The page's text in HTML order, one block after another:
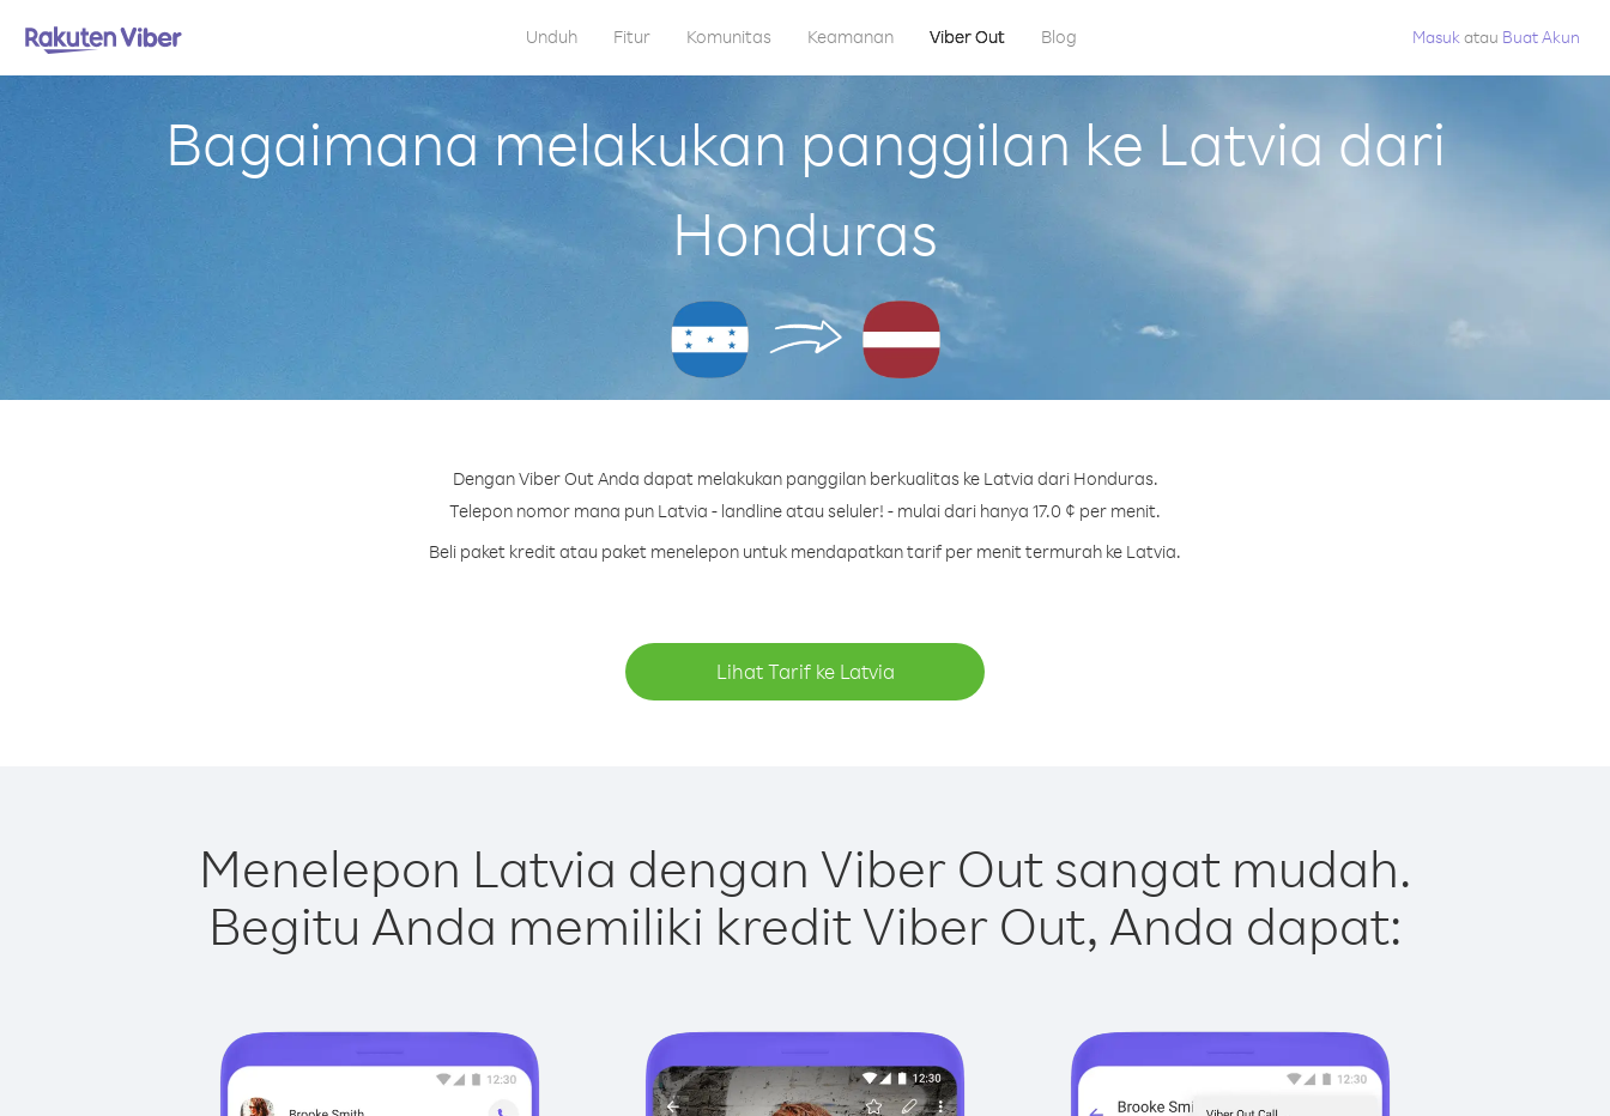
Unduh Fitur Komunitas Keamanan Viber Out Blog Masuk atau Buat Akun
Bagaimana melakukan panggilan ke Latvia dari
Honduras
Dengan Viber Out Anda dapat melakukan panggilan berkualitas ke Latvia dari Honduras.
Telepon nomor mana pun Latvia - landline atau seluler! - mulai dari hanya 17.0 ¢ per menit.
Beli paket kredit atau paket menelepon untuk mendapatkan tarif per menit termurah ke Latvia.
Lihat Tarif ke Latvia
Menelepon Latvia dengan Viber Out sangat mudah.
Begitu Anda memiliki kredit Viber Out, Anda dapat: